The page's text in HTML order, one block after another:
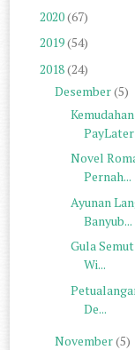
2020(67)
2019(54)
2018(24)
Desember(5)
PayLater
Novel
Pernah...
Ayunan
Banyub...
Gula
Wi...
De...
November(5)